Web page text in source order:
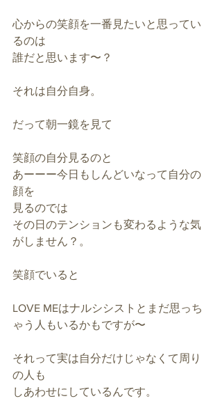
心からの笑顔を一番見たいと思ってい
るのは
誰だと思います〜？
それは自分自身。
だって朝一鏡を見て
笑顔の自分見るのと
あーーー今日もしんどいなって自分の
顔を
見るのでは
その日のテンションも変わるような気
がしません？。
笑顔でいると
LOVE MEはナルシシストとまだ思っち
ゃう人もいるかもですが〜
それって実は自分だけじゃなくて周り
の人も
しあわせにしているんです。